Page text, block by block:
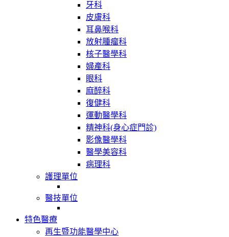
牙科
皮膚科
耳鼻喉科
放射腫瘤科
核子醫學科
婦產科
眼科
麻醉科
復健科
運動醫學科
精神科(身心症門診)
影像醫學科
醫學美容科
病理科
護理單位
醫技單位
特色醫療
再生暨功能醫學中心